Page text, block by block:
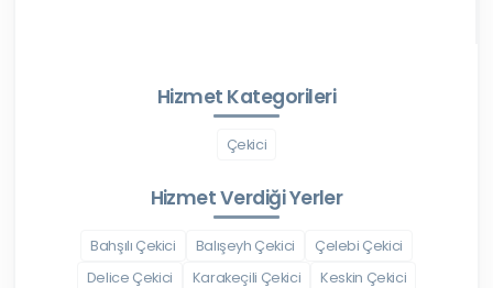
Hizmet Kategorileri
Çekici
Hizmet Verdiği Yerler
Bahşılı Çekici Balışeyh Çekici
Çelebi Çekici
Delice Çekici
Karakeçili Çekici
Keskin Çekici